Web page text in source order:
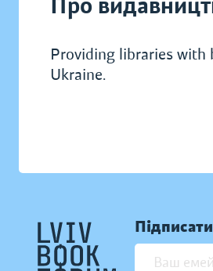
Про
Providing libraries with
Ukraine.